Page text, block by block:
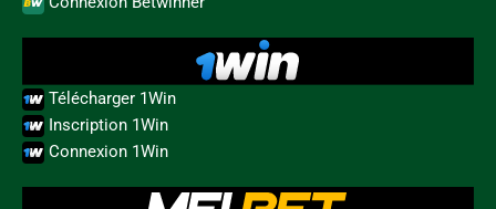
Télécharger 1Win
Inscription 1Win
Connexion 1Win